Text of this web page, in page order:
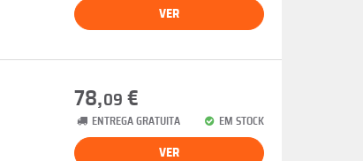
VER
78,09 €
ENTREGA GRATUITA EM STOCK
VER